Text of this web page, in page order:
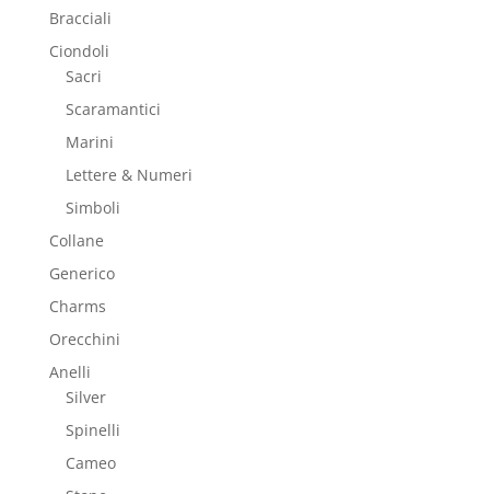
Bracciali
Ciondoli
Sacri
Scaramantici
Marini
Lettere & Numeri
Simboli
Collane
Generico
Charms
Orecchini
Anelli
Silver
Spinelli
Cameo